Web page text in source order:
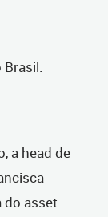
a head de
do asset